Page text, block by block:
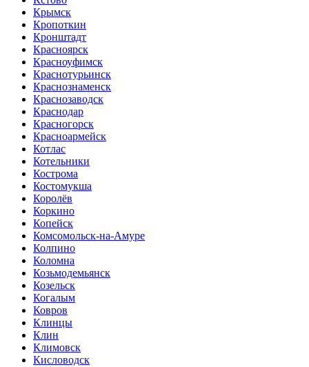
Крымск
Кропоткин
Кронштадт
Красноярск
Красноуфимск
Краснотурьинск
Краснознаменск
Краснозаводск
Краснодар
Красногорск
Красноармейск
Котлас
Котельники
Кострома
Костомукша
Королёв
Коркино
Копейск
Комсомольск-на-Амуре
Колпино
Коломна
Козьмодемьянск
Козельск
Когалым
Ковров
Клинцы
Клин
Климовск
Кисловодск